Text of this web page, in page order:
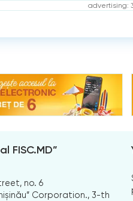
advertising:
FISC.MD”
no. 6
Corporation., 3-th